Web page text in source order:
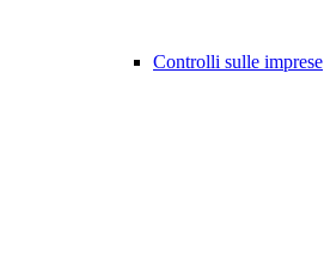
Controlli sulle imprese